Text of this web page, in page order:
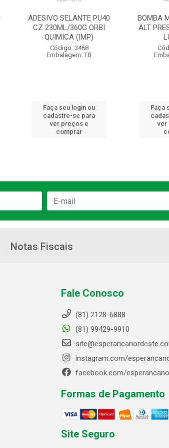
ADESIVO SELANTE PU40
CZ 230ML/360G ORBI
QUIMICA (IMP)
Código: 3468
Embalagem: TB
Faça seu login ou
cadastre-se para
ver preços e
comprar
BOMBA
ALT
Faça
ver
Notas Fiscais
Fale Conosco
(81) 2128-6888
(81) 99429-9910
instagram.com/
facebook.com/
Formas de Pagamento
Site Seguro